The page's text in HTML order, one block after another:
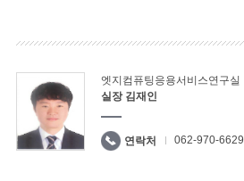
엣지컴퓨팅응용서비스연구실
실장 김재인
연락처 062-970-6629